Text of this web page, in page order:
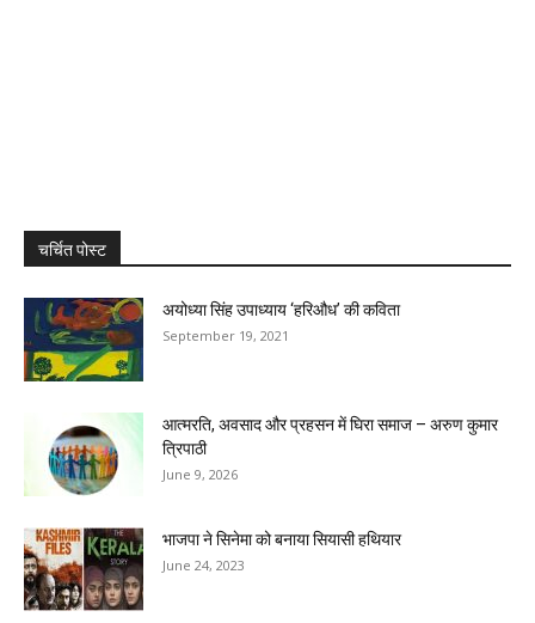
चर्चित पोस्ट
अयोध्या सिंह उपाध्याय ‘हरिऔध’ की कविता
September 19, 2021
आत्मरति, अवसाद और प्रहसन में घिरा समाज – अरुण कुमार
त्रिपाठी
June 9, 2026
भाजपा ने सिनेमा को बनाया सियासी हथियार
June 24, 2023